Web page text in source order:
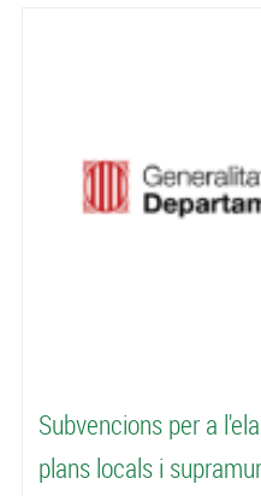
Subvencions per a
plans locals i